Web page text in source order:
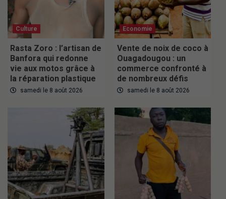
Culture
Rasta Zoro : l’artisan de
Banfora qui redonne
vie aux motos grâce à
la réparation plastique
samedi le 8 août 2026
Economie
Vente de noix de coco à
Ouagadougou : un
commerce confronté à
de nombreux défis
samedi le 8 août 2026